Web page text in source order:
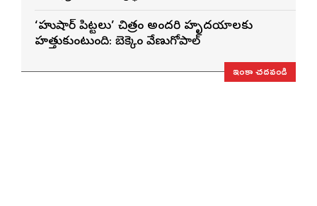
‘హుషార్‌ పిట్టలు’ చిత్రం అందరి హృదయాలకు
హత్తుకుంటుంది: బెక్కెం వేణుగోపాల్‌
ఇంకా చదవండి